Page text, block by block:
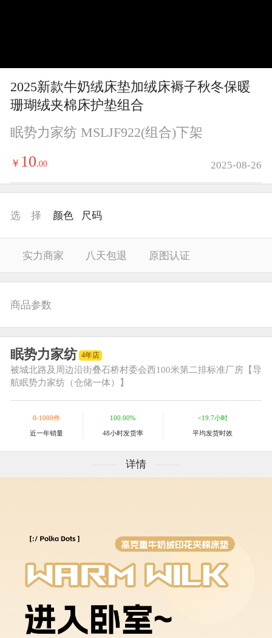
i
d
e
2025新款牛奶绒床垫加绒床褥子秋冬保暖
珊瑚绒夹棉床护垫组合
眠势力家纺 MSLJF922(组合)下架
￥ 10.00 2025-08-26
选 择 颜色 尺码
实力商家 八天包退 原图认证
商品参数
眠势力家纺 4年店
被城北路及周边沿街叠石桥村委会西100米第二排标准厂房【导
航眠势力家纺（仓储一体）】
0-1000件
近一年销量
100.00%
48小时发货率
<19.7小时
平均发货时效
详情